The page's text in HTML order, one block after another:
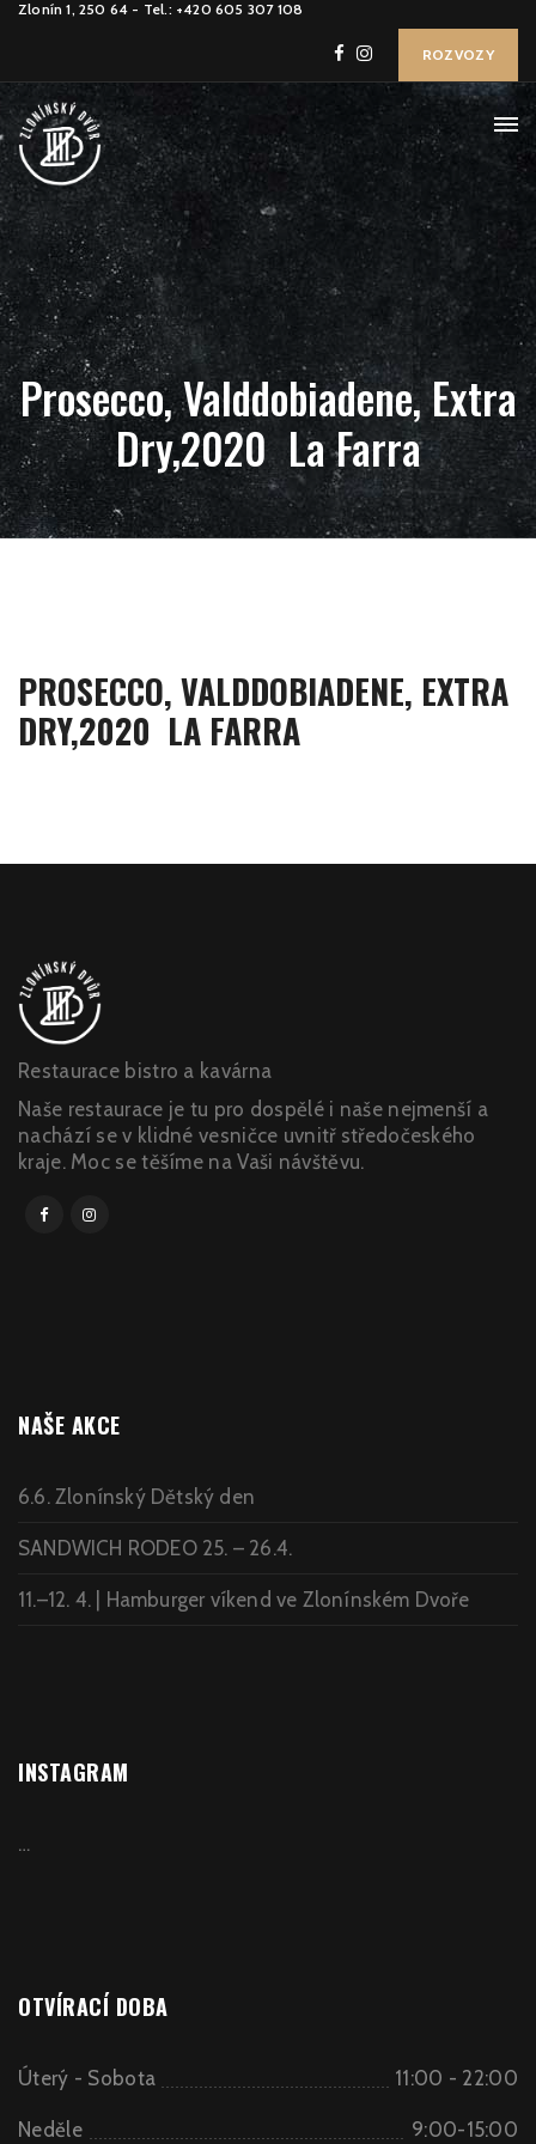
Zlonín 1, 250 64 - Tel.: +420 605 307 108
ROZVOZY
Prosecco, Valddobiadene, Extra
Dry,2020 La Farra
PROSECCO, VALDDOBIADENE, EXTRA
DRY,2020 LA FARRA
Restaurace bistro a kavárna
Naše restaurace je tu pro dospělé i naše nejmenší a
nachází se v klidné vesničce uvnitř středočeského
kraje. Moc se těšíme na Vaši návštěvu.
NAŠE AKCE
6.6. Zlonínský Dětský den
SANDWICH RODEO 25. – 26.4.
11.–12. 4. | Hamburger víkend ve Zlonínském Dvoře
INSTAGRAM
…
OTVÍRACÍ DOBA
Úterý - Sobota 11:00 - 22:00
Neděle 9:00-15:00